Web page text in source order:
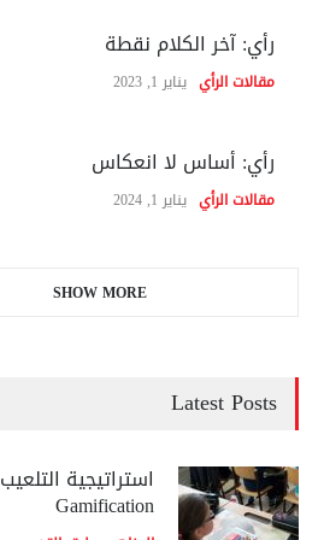
رأي: آخر الكلام نقطة
مقالات الرأي يناير 1, 2023
رأي: أساس لا انعكاس
مقالات الرأي يناير 1, 2024
SHOW MORE
Latest Posts
استراتيجية التلعيب
Gamification